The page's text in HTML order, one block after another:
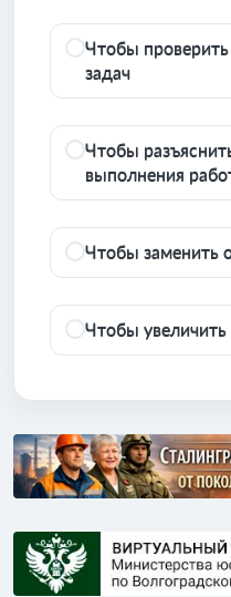
Чтобы
задач
Чтобы
выполнения
Чтобы заменить
Чтобы